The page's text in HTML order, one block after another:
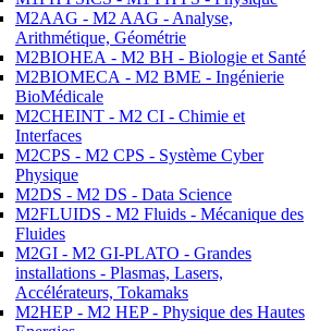
M2AAG - M2 AAG - Analyse,
Arithmétique, Géométrie
M2BIOHEA - M2 BH - Biologie et Santé
M2BIOMECA - M2 BME - Ingénierie
BioMédicale
M2CHEINT - M2 CI - Chimie et
Interfaces
M2CPS - M2 CPS - Système Cyber
Physique
M2DS - M2 DS - Data Science
M2FLUIDS - M2 Fluids - Mécanique des
Fluides
M2GI - M2 GI-PLATO - Grandes
installations - Plasmas, Lasers,
Accélérateurs, Tokamaks
M2HEP - M2 HEP - Physique des Hautes